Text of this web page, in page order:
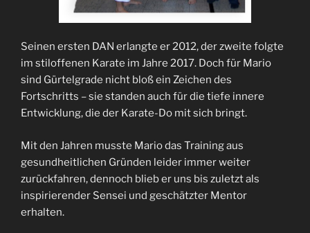
Seinen ersten DAN erlangte er 2012, der zweite folgte
im stiloffenen Karate im Jahre 2017. Doch für Mario
sind Gürtelgrade nicht bloß ein Zeichen des
Fortschritts – sie standen auch für die tiefe innere
Entwicklung, die der Karate-Do mit sich bringt.
Mit den Jahren musste Mario das Training aus
gesundheitlichen Gründen leider immer weiter
zurückfahren, dennoch blieb er uns bis zuletzt als
inspirierender Sensei und geschätzter Mentor
erhalten.